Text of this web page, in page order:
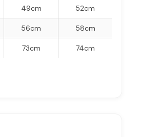
49cm 52cm
56cm 58cm
73cm 74cm